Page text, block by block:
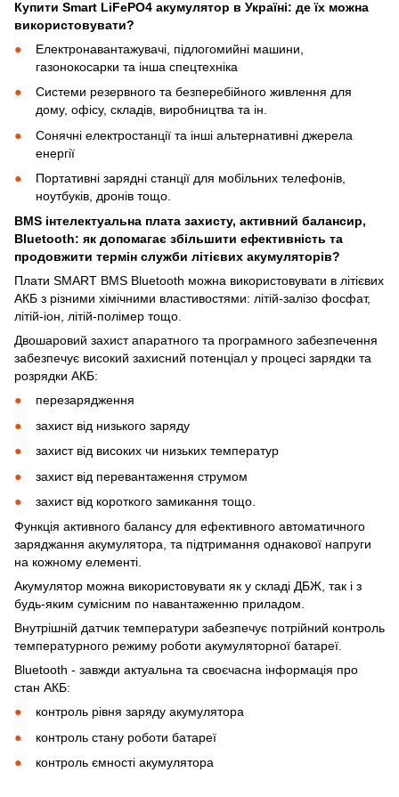
Купити Smart LiFePO4 акумулятор в Україні: де їх можна
використовувати?
Електронавантажувачі, підлогомийні машини,
газонокосарки та інша спецтехніка
Системи резервного та безперебійного живлення для
дому, офісу, складів, виробництва та ін.
Сонячні електростанції та інші альтернативні джерела
енергії
Портативні зарядні станції для мобільних телефонів,
ноутбуків, дронів тощо.
BMS інтелектуальна плата захисту, активний балансир,
Bluetooth: як допомагає збільшити ефективність та
продовжити термін служби літієвих акумуляторів?
Плати SMART BMS Bluetooth можна використовувати в літієвих
АКБ з різними хімічними властивостями: літій-залізо фосфат,
літій-іон, літій-полімер тощо.
Двошаровий захист апаратного та програмного забезпечення
забезпечує високий захисний потенціал у процесі зарядки та
розрядки АКБ:
перезарядження
захист від низького заряду
захист від високих чи низьких температур
захист від перевантаження струмом
захист від короткого замикання тощо.
Функція активного балансу для ефективного автоматичного
заряджання акумулятора, та підтримання однакової напруги
на кожному елементі.
Акумулятор можна використовувати як у складі ДБЖ, так і з
будь-яким сумісним по навантаженню приладом.
Внутрішній датчик температури забезпечує потрійний контроль
температурного режиму роботи акумуляторної батареї.
Bluetooth - завжди актуальна та своєчасна інформація про
стан АКБ:
контроль рівня заряду акумулятора
контроль стану роботи батареї
контроль ємності акумулятора